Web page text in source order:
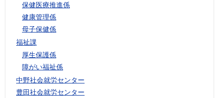
保健医療推進係
健康管理係
母子保健係
福祉課
厚生保護係
障がい福祉係
中野社会就労センター
豊田社会就労センター